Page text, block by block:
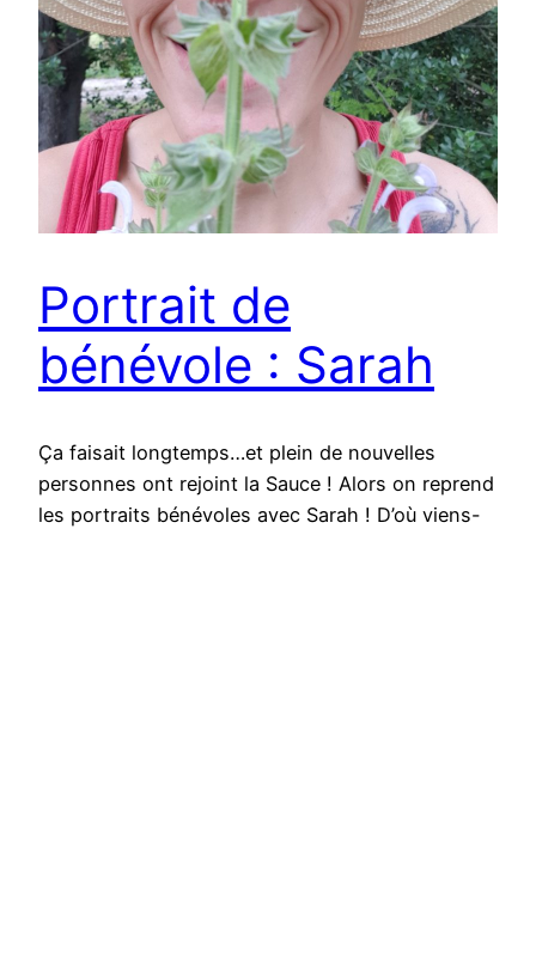
Portrait de
bénévole : Sarah
Ça faisait longtemps…et plein de nouvelles
personnes ont rejoint la Sauce ! Alors on reprend
les portraits bénévoles avec Sarah ! D’où viens-